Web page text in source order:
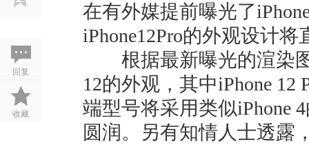
回复
收藏
在有外媒提前曝光了
iPhone12Pro的外观设计将
根据最新曝光的渲染图
12的外观，其中iPhone 12
端型号将采用类似iPhone
圆润。另有知情人士透露